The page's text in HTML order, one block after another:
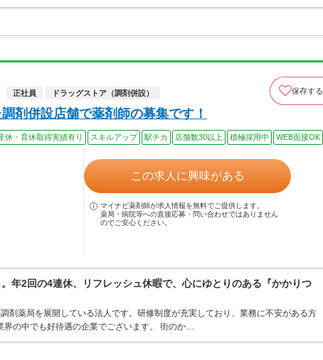
正社員 ドラッグストア（調剤併設） 保存する
剤併設店舗で薬剤師の募集です！
休・育休取得実績有り スキルアップ 駅チカ 店舗数30以上 積極採用中 WEB面接OK
この求人に興味がある
マイナビ薬剤師が求人情報を無料でご提供します。
薬局・病院等への直接応募・問い合わせではありません
のでご安心ください。
年2回の4連休、リフレッシュ休暇で、心にゆとりのある『かかりつ
剤薬局を展開している法人です。研修制度が充実しており、業務に不安がある方
界の中でも好待遇の企業でございます。 街のか…